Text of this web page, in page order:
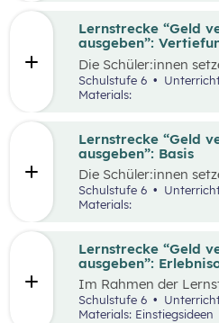
Antworten der
auf einem
festgehalten und in
der Lehrkraft
Perspektive kann, je
Gegebenheiten,
Zahlungsformen sie
der Zahlung sie
Lernstrecke “Geld
ausgeben”:
Die Schüler:innen
Interessen und
Gemeinsam werden
Schüler:innen zeigen,
Wissen leichter ist
zu finden und die
einzelnen Berufen
Schulstufe 6
Materials:
Lernstrecke “Geld
ausgeben”: Basis
Die Schüler:innen
unterschiedlichen
das Thema Geld mit
Konsum auseinander.
Bonus-Inhalte zu den
Handy“ und „Geld-Typ“.
Schulstufe 6
Materials:
Lernstrecke “Geld
ausgeben”:
Im Rahmen der
verdienen und
Einstiegsideen
Schulstufe 6
Materials: Einstiegsideen